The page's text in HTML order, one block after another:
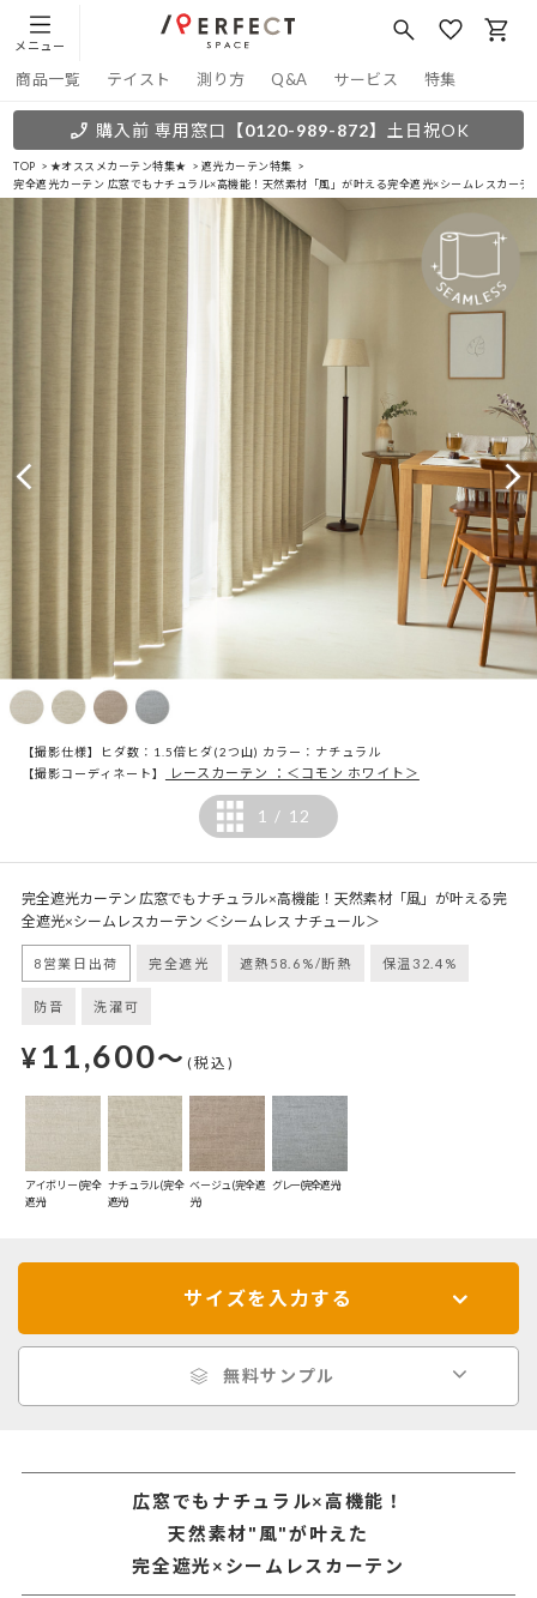
メニュー
商品一覧 テイスト 測り方 Q&A サービス 特集
購入前 専用窓口 【0120-989-872】 土日祝OK
TOP ★オススメカーテン特集★
遮光カーテン特集
完全遮光カーテン 広窓でもナチュラル×高機能！天然素材「風」が叶える完全遮光×シームレスカーテ
【撮影仕様】ヒダ数：1.5倍ヒダ(2つ山) カラー：ナチュラル
【撮影コーディネート】
レースカーテン ：＜コモン ホワイト＞
1 / 12
完全遮光カーテン 広窓でもナチュラル×高機能！天然素材「風」が叶える完
全遮光×シームレスカーテン ＜シームレス ナチュール＞
8営業日出荷 完全遮光 遮熱58.6%/断熱 保温32.4%
防音 洗濯可
¥11,600～ (税込)
アイボリー(完全
遮光)
ナチュラル(完全
遮光)
ベージュ(完全遮
光)
グレー(完全遮光)
サイズを入力する
無料サンプル
広窓でもナチュラル×高機能！
天然素材"風"が叶えた
完全遮光×シームレスカーテン